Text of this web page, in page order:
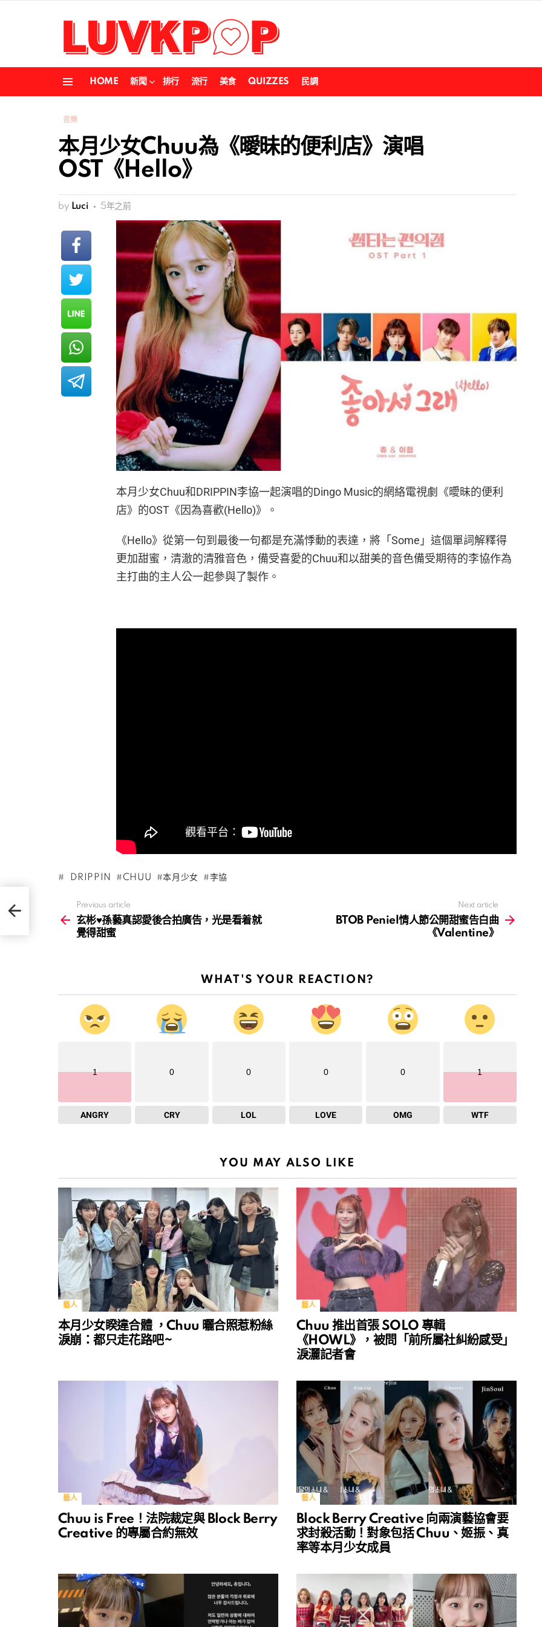
HOME 新聞 排行 流行 美食 QUIZZES 民調
音樂
本月少女Chuu為《曖昧的便利店》演唱
OST《Hello》
by Luci 5年之前
本月少女Chuu和DRIPPIN李協一起演唱的Dingo Music的網絡電視劇《曖昧的便利
店》的OST《因為喜歡(Hello)》。
《Hello》從第一句到最後一句都是充滿悸動的表達，將「Some」這個單詞解釋得
更加甜蜜，清澈的清雅音色，備受喜愛的Chuu和以甜美的音色備受期待的李協作為
主打曲的主人公一起參與了製作。
DRIPPIN CHUU 本月少女 李協
more
Previous article
玄彬♥孫藝真認愛後合拍廣告，光是看着就
覺得甜蜜
Next article
BTOB Peniel情人節公開甜蜜告白曲
《Valentine》
WHAT'S YOUR REACTION?
1
ANGRY
0
CRY
0
LOL
0
LOVE
0
OMG
1
WTF
YOU MAY ALSO LIKE
藝人
本月少女睽違合體 ，Chuu 曬合照惹粉絲
淚崩：都只走花路吧~
藝人
Chuu 推出首張 SOLO 專輯
《HOWL》，被問「前所屬社糾紛感受」
淚灑記者會
藝人
Chuu is Free！法院裁定與 Block Berry
Creative 的專屬合約無效
藝人
Block Berry Creative 向兩演藝協會要
求封殺活動！對象包括 Chuu、姬振、真
率等本月少女成員
覺